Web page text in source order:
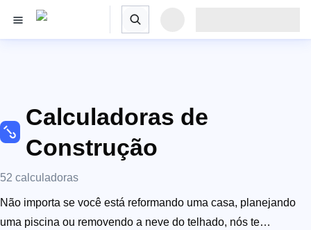
Calculadoras de
Construção
52 calculadoras
Não importa se você está reformando uma casa, planejando
uma piscina ou removendo a neve do telhado, nós te